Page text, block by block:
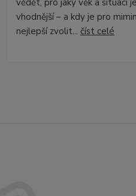
vědět, pro jaký věk a situaci
vhodnější – a kdy je pro
nejlepší zvolit...číst celé